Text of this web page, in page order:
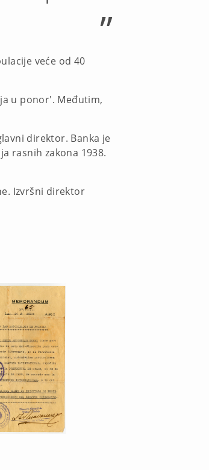
”
veće od 40
u ponor'. Međutim,
direktor. Banka je
rasnih zakona 1938.
Izvršni direktor